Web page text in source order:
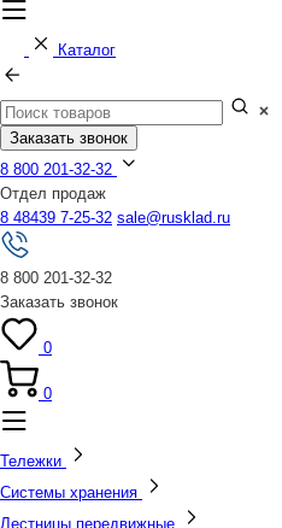
Каталог
Заказать звонок
8 800 201-32-32
Отдел продаж
8 48439 7-25-32 sale@rusklad.ru
8 800 201-32-32
Заказать звонок
0
0
Тележки
Системы хранения
Лестницы передвижные